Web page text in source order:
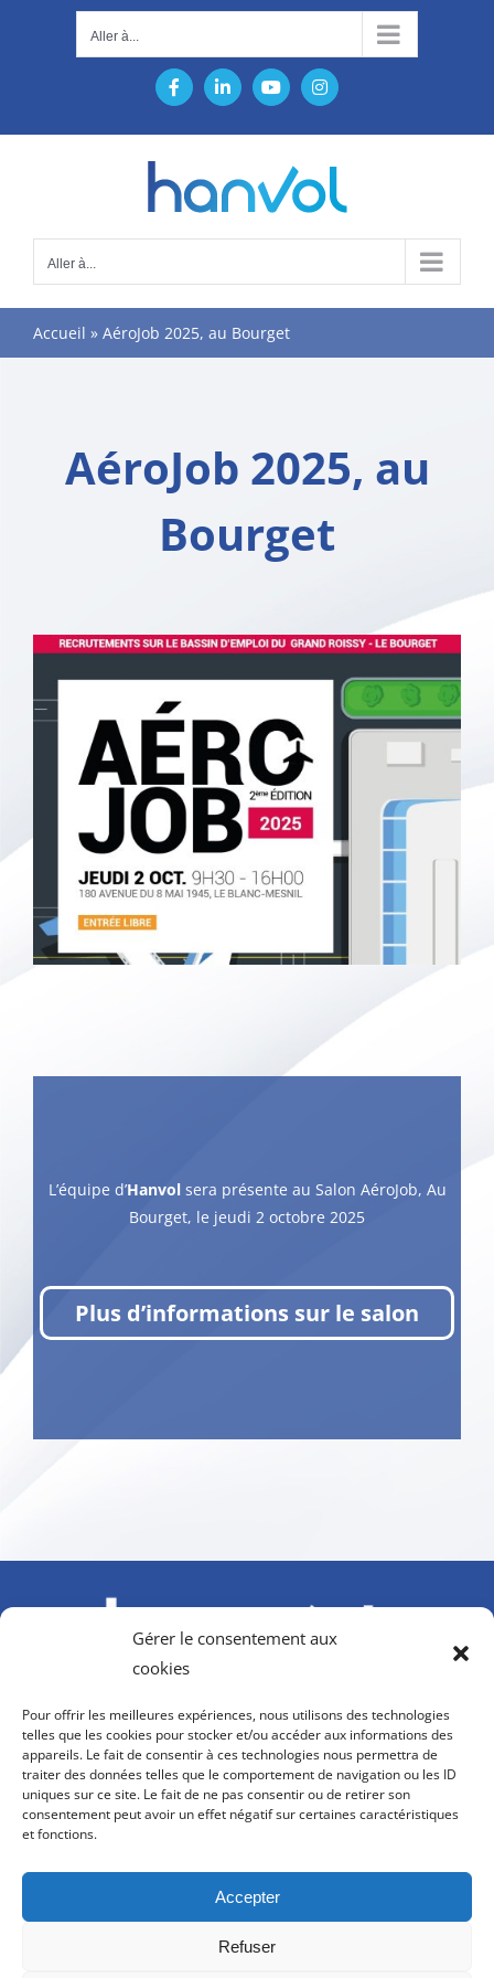
Gérer le consentement aux
cookies
Pour offrir les meilleures expériences, nous utilisons des technologies
telles que les cookies pour stocker et/ou accéder aux informations des
appareils. Le fait de consentir à ces technologies nous permettra de
traiter des données telles que le comportement de navigation ou les ID
uniques sur ce site. Le fait de ne pas consentir ou de retirer son
consentement peut avoir un effet négatif sur certaines caractéristiques
et fonctions.
Accepter
Refuser
Aller à...
FacebookLinkedInYouTubeInstagram
Aller à...
Accueil » AéroJob 2025, au Bourget
AéroJob 2025, au
Bourget
L’équipe d’Hanvolsera présente au Salon AéroJob, Au
Bourget, le jeudi 2 octobre 2025
Plus d’informations sur le salon
Howmet Aerospace Foundation et OPCO 2i
contact@hanvol-insertion.aero
8, rue Galilée